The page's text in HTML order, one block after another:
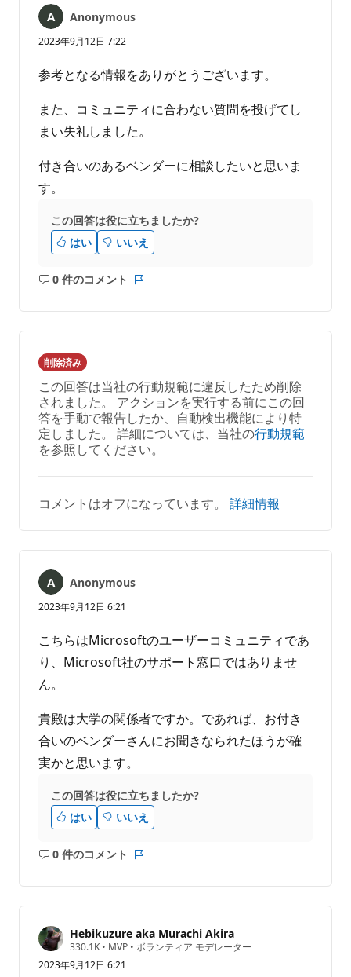
んAnonymous
2023年9月12日 7:22
参考となる情報をありがとうございます。
また、コミュニティに合わない質問を投げてし
まい失礼しました。
付き合いのあるベンダーに相談したいと思いま
す。
この回答は役に立ちましたか?
はい
いいえ
0 件のコメント
コ
ト
は
あ
り
ま
せ
ん
ト
削除済み
この回答は当社の行動規範に違反したため削除
されました。 アクションを実行する前にこの回
答を手動で報告したか、自動検出機能により特
定しました。 詳細については、当社の行動規範
を参照してください。
コメントはオフになっています。 詳細情報
Anonymous
2023年9月12日 6:21
こちらはMicrosoftのユーザーコミュニティであ
り、Microsoft社のサポート窓口ではありませ
ん。
貴殿は大学の関係者ですか。であれば、お付き
合いのベンダーさんにお聞きなられたほうが確
実かと思います。
この回答は役に立ちましたか?
はい
いいえ
0 件のコメント
コ
ト
は
あ
り
ト
Hebikuzure aka Murachi Akira
330.1K 評
価
の
• MVP • ボランティア モデレーター
2023年9月12日 6:21